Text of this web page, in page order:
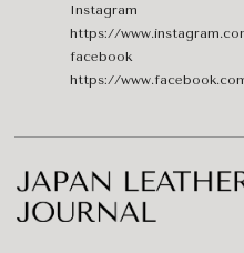
Instagram
https://
facebook
https://